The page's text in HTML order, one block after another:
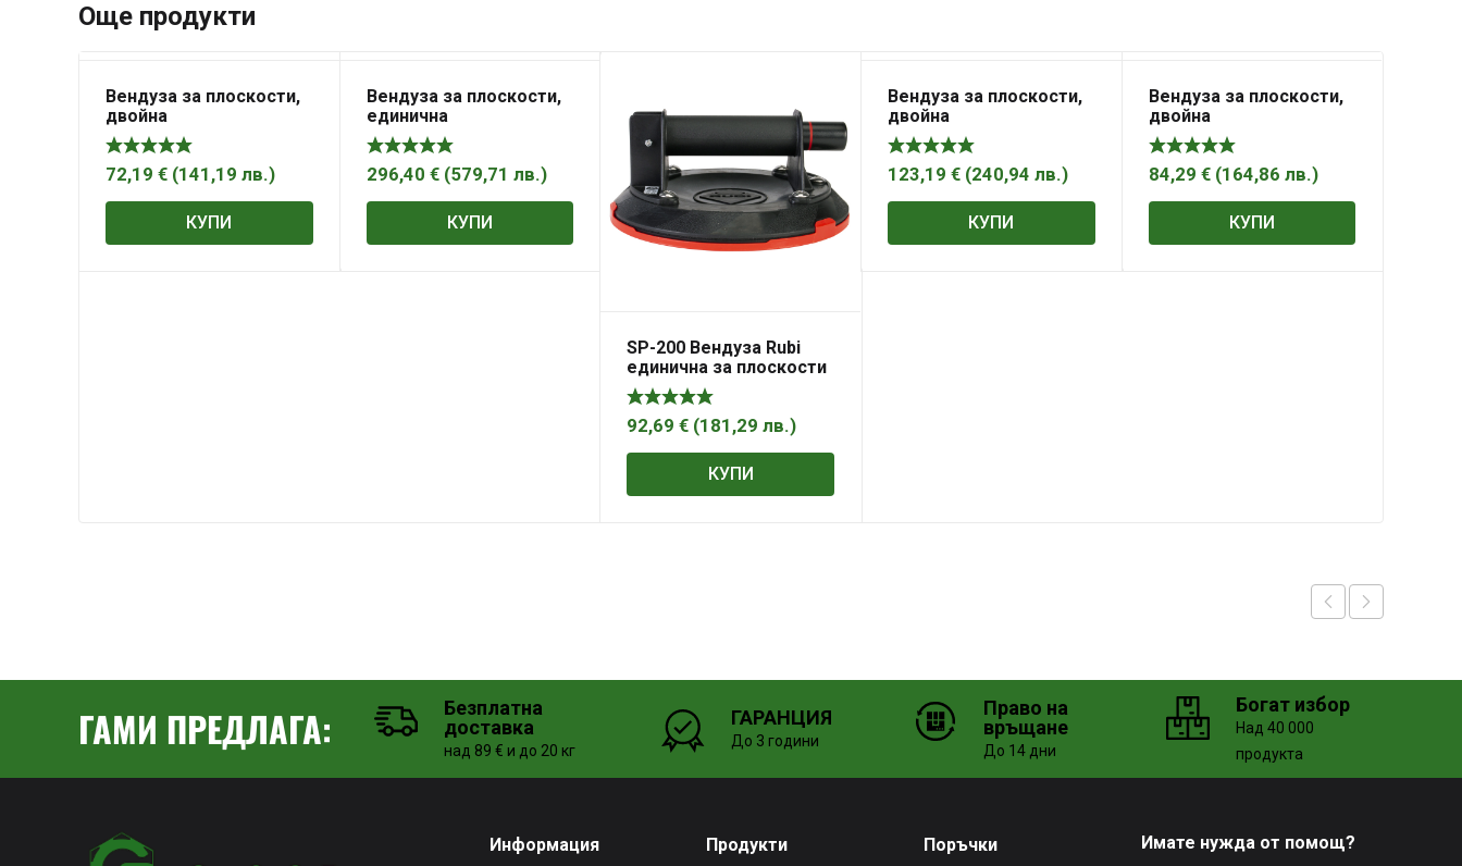
Още продукти
Вендуза за плоскости,
двойна
72,19 € (141,19 лв.)
КУПИ
Вендуза за плоскости,
единична
296,40 € (579,71 лв.)
КУПИ
SP-200 Вендуза Rubi
единична за плоскости
ф 200 мм, 110 кг, SP-200
92,69€ (181,29лв.)
КУПИ
Вендуза за плоскости,
двойна
123,19€ (240,94лв.)
КУПИ
Вендуза за плоскости,
двойна
84,29 € (164,86 лв.)
КУПИ
ГАМИ ПРЕДЛАГА:
Безплатна
доставка
над 89 € и до 20 кг
ГАРАНЦИЯ
До 3 години
Право на
връщане
До 14 дни
Богат избор
Над 40 000
продукта
Информация Продукти Поръчки Имате нужда от помощ?